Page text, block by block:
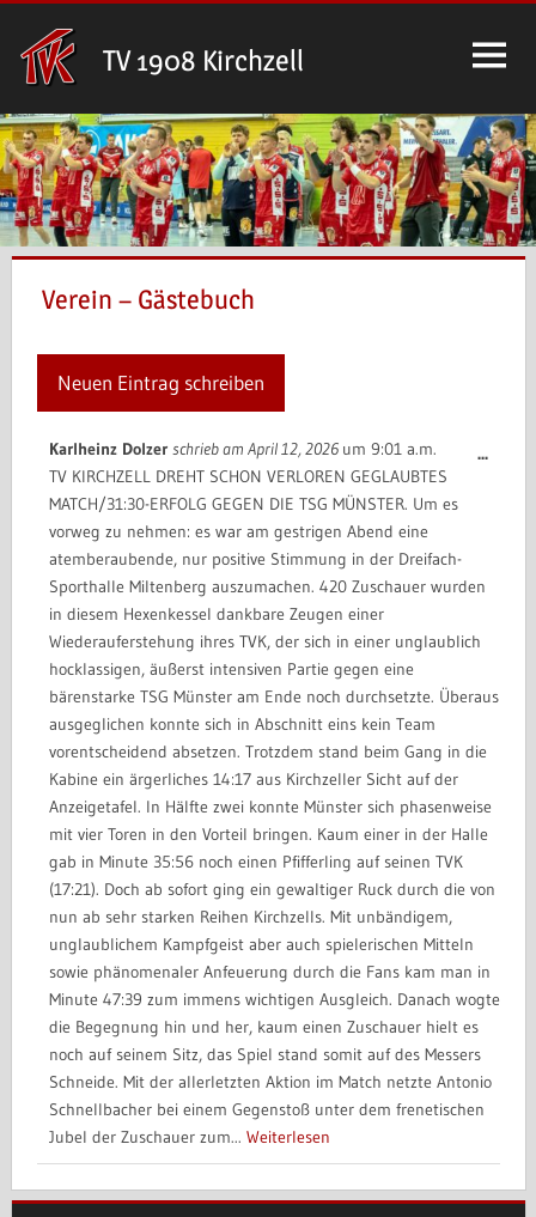
Inhalt
springen
TV 1908 Kirchzell
Verein – Gästebuch
Karlheinz Dolzer schrieb am April 12, 2026 um 9:01 a.m.
TV KIRCHZELL DREHT SCHON VERLOREN GEGLAUBTES
MATCH/31:30-ERFOLG GEGEN DIE TSG MÜNSTER. Um es
vorweg zu nehmen: es war am gestrigen Abend eine
atemberaubende, nur positive Stimmung in der Dreifach-
Sporthalle Miltenberg auszumachen. 420 Zuschauer wurden
in diesem Hexenkessel dankbare Zeugen einer
Wiederauferstehung ihres TVK, der sich in einer unglaublich
hocklassigen, äußerst intensiven Partie gegen eine
bärenstarke TSG Münster am Ende noch durchsetzte. Überaus
ausgeglichen konnte sich in Abschnitt eins kein Team
vorentscheidend absetzen. Trotzdem stand beim Gang in die
Kabine ein ärgerliches 14:17 aus Kirchzeller Sicht auf der
Anzeigetafel. In Hälfte zwei konnte Münster sich phasenweise
mit vier Toren in den Vorteil bringen. Kaum einer in der Halle
gab in Minute 35:56 noch einen Pfifferling auf seinen TVK
(17:21). Doch ab sofort ging ein gewaltiger Ruck durch die von
nun ab sehr starken Reihen Kirchzells. Mit unbändigem,
unglaublichem Kampfgeist aber auch spielerischen Mitteln
sowie phänomenaler Anfeuerung durch die Fans kam man in
Minute 47:39 zum immens wichtigen Ausgleich. Danach wogte
die Begegnung hin und her, kaum einen Zuschauer hielt es
noch auf seinem Sitz, das Spiel stand somit auf des Messers
Schneide. Mit der allerletzten Aktion im Match netzte Antonio
Schnellbacher bei einem Gegenstoß unter dem frenetischen
Jubel der Zuschauer zum... Weiterlesen
...Diese